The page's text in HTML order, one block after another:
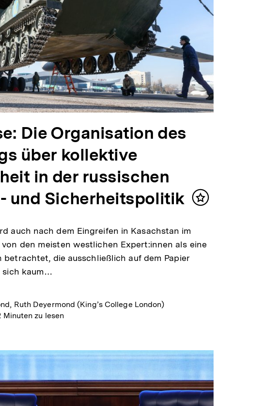
Die Organisation des
über kollektive
in der russischen
und Sicherheitspolitik
Inhalt
auch nach dem Eingreifen in Kasachstan im
von den meisten westlichen Expert:innen als eine
betrachtet, die ausschließlich auf dem Papier
sich kaum…
Ruth Deyermond (King’s College London)
Minuten zu lesen